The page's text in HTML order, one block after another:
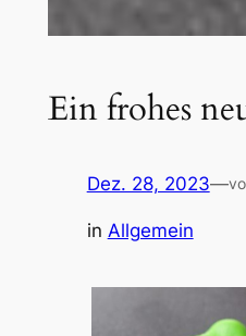
Ein frohes
Dez. 28, 2023—
in Allgemein